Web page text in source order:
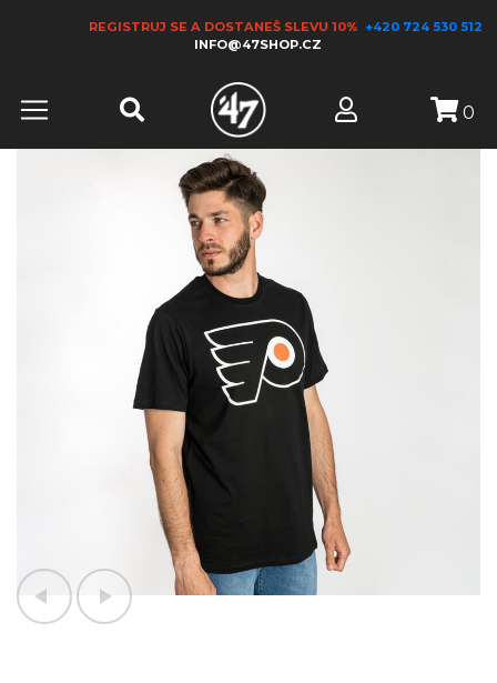
REGISTRUJ SE A DOSTANEŠ SLEVU 10% +420 724 530 512
INFO@47SHOP.CZ
0